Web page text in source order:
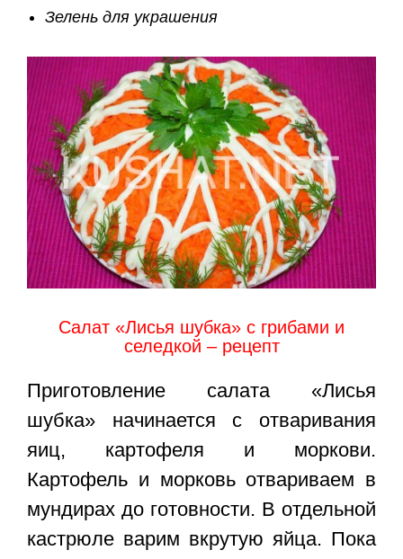
Зелень для украшения
Салат «Лисья шубка» с грибами и
селедкой – рецепт
Приготовление салата «Лисья
шубка» начинается с отваривания
яиц, картофеля и моркови.
Картофель и морковь отвариваем в
мундирах до готовности. В отдельной
кастрюле варим вкрутую яйца. Пока